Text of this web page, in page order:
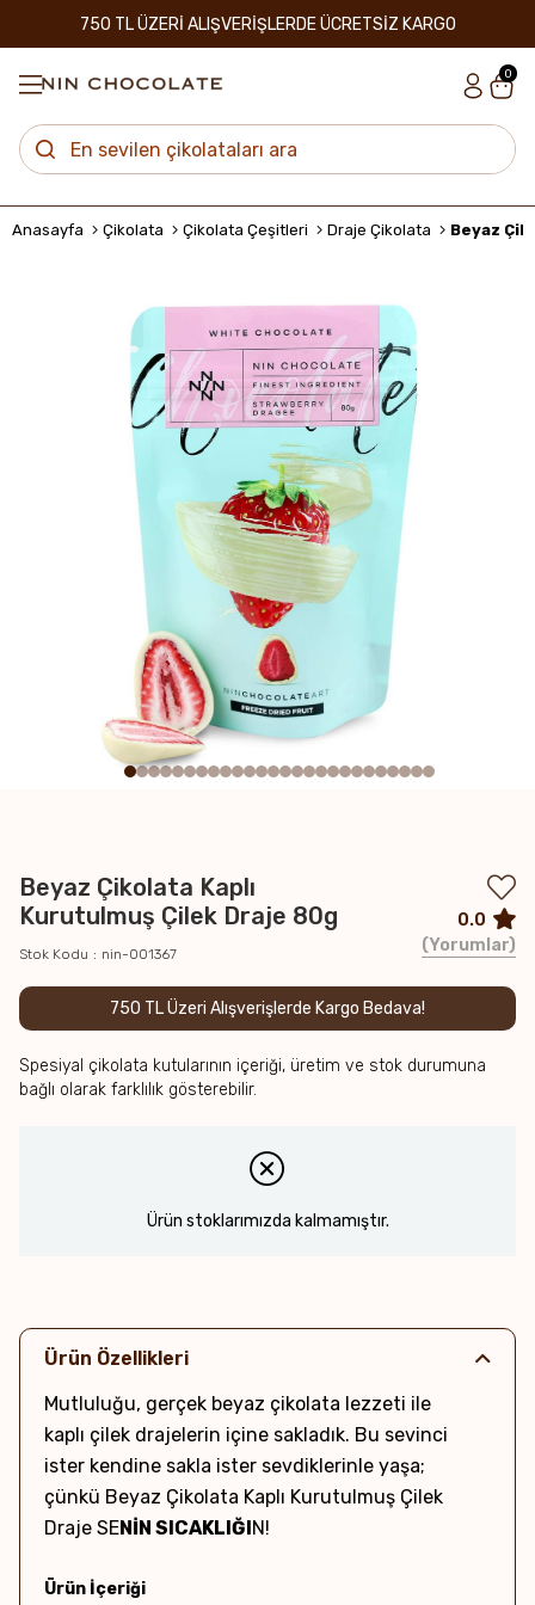
750 TL ÜZERİ ALIŞVERİŞLERDE ÜCRETSİZ KARGO
0
Anasayfa Çikolata Çikolata Çeşitleri Draje Çikolata Beyaz
Beyaz Çikolata Kaplı
Kurutulmuş Çilek Draje 80g
Stok Kodu nin-001367
750 TL Üzeri Alışverişlerde Kargo Bedava!
Spesiyal çikolata kutularının içeriği, üretim ve stok durumuna
bağlı olarak farklılık gösterebilir.
0.0
Yorumlar
Ürün stoklarımızda kalmamıştır.
Ürün Özellikleri
Mutluluğu, gerçek beyaz çikolata lezzeti ile
kaplı çilek drajelerin içine sakladık. Bu sevinci
ister kendine sakla ister sevdiklerinle yaşa;
çünkü Beyaz Çikolata Kaplı Kurutulmuş Çilek
Draje SENİN SICAKLIĞIN!
Ürün İçeriği